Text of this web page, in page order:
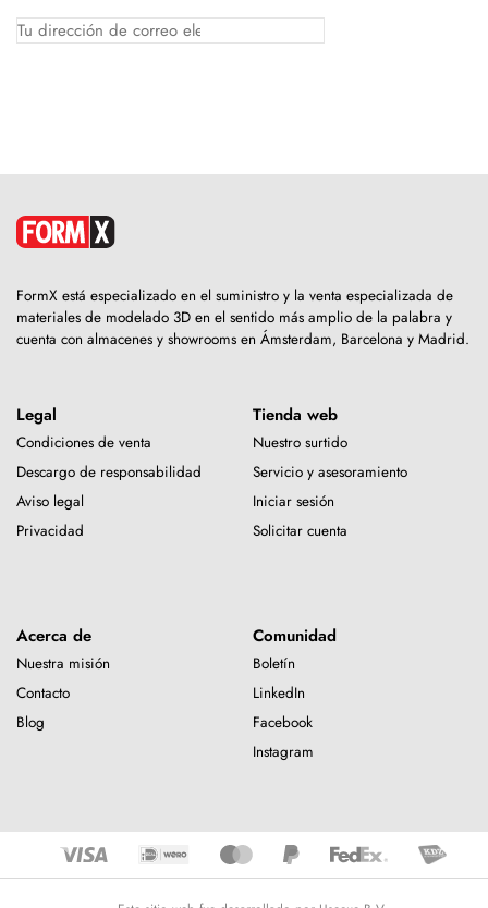
FormX está especializado en el suministro y la venta especializada de
materiales de modelado 3D en el sentido más amplio de la palabra y
cuenta con almacenes y showrooms en Ámsterdam, Barcelona y Madrid.
Legal
Condiciones de venta
Descargo de responsabilidad
Aviso legal
Privacidad
Tienda web
Nuestro surtido
Servicio y asesoramiento
Iniciar sesión
Solicitar cuenta
Acerca de
Nuestra misión
Contacto
Blog
Comunidad
Boletín
LinkedIn
Facebook
Instagram